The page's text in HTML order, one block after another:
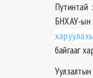
БНХАУ-
байгааг